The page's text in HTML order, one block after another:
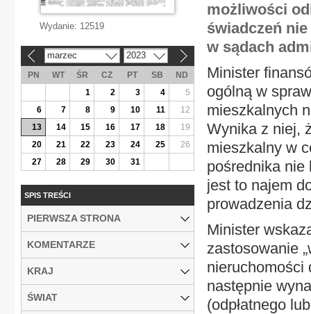
możliwości
świadczeń
w sądach
Minister
ogólną w
mieszkalnych
Wynika z niej,
mieszkalny w
pośrednika nie
jest to najem
prowadzenia
Minister
zastosowanie
nieruchomości
następnie
(odpłatnego
Wydanie: 12519
marzec 2023
PN WT ŚR CZ PT SB
ND
1
2 3 4
5
6
7 8 9 10 11
12
13
14 15 16 17 18
19
20
21 22 23 24 25
26
27
28 29 30 31
SPIS TREŚCI
PIERWSZA STRONA
KOMENTARZE
KRAJ
ŚWIAT